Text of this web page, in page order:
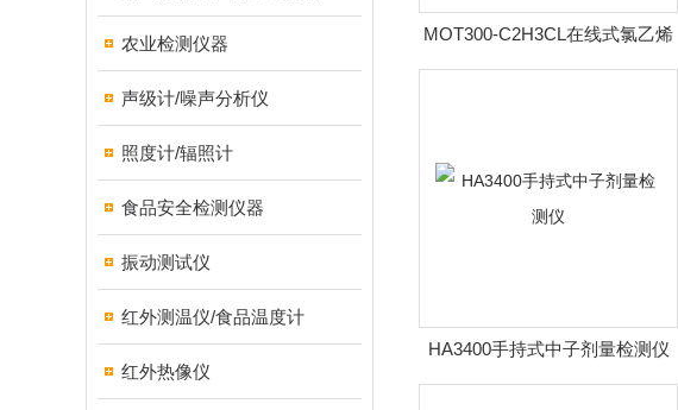
农业检测仪器
声级计/噪声分析仪
照度计/辐照计
食品安全检测仪器
振动测试仪
红外测温仪/食品温度计
红外热像仪
MOT300-C2H3CL在线式氯乙烯
检测仪
HA3400手持式中子剂量检测仪